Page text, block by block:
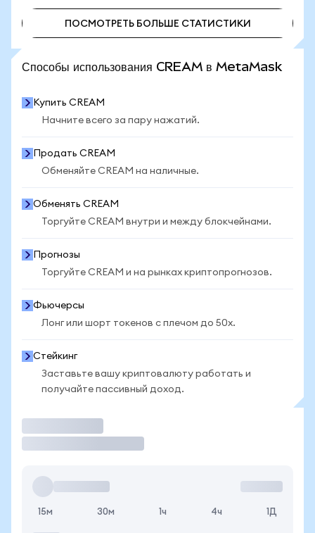
ПОСМОТРЕТЬ БОЛЬШЕ СТАТИСТИКИ
Способы использования CREAM в MetaMask
Купить CREAM
Начните всего за пару нажатий.
Продать CREAM
Обменяйте CREAM на наличные.
Обменять CREAM
Торгуйте CREAM внутри и между блокчейнами.
Прогнозы
Торгуйте CREAM и на рынках криптопрогнозов.
Фьючерсы
Лонг или шорт токенов с плечом до 50x.
Стейкинг
Заставьте вашу криптовалюту работать и
получайте пассивный доход.
15м 30м 1ч 4ч 1Д